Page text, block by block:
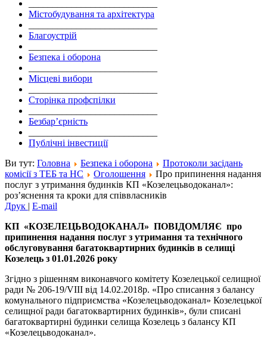
Містобудування та архітектура
Благоустрій
Безпека і оборона
Місцеві вибори
Сторінка профспілки
Безбар’єрність
Публічні інвестиції
Ви тут: Головна Безпека і оборона
Протоколи засідань
комісії з ТЕБ та НС
Оголошення
Про припинення надання
послуг з утримання будинків КП «Козелецьводоканал»:
роз’яснення та кроки для співвласників
Друк | E-mail
КП «КОЗЕЛЕЦЬВОДОКАНАЛ» ПОВІДОМЛЯЄ про
припинення надання послуг з утримання та технічного
обслуговування багатоквартирних будинків в селищі
Козелець з 01.01.2026 року
Згідно з рішенням виконавчого комітету Козелецької селищної
ради № 206-19/VIII від 14.02.2018р. «Про списання з балансу
комунального підприємства «Козелецьводоканал» Козелецької
селищної ради багатоквартирних будинків», були списані
багатоквартирні будинки селища Козелець з балансу КП
«Козелецьводоканал».